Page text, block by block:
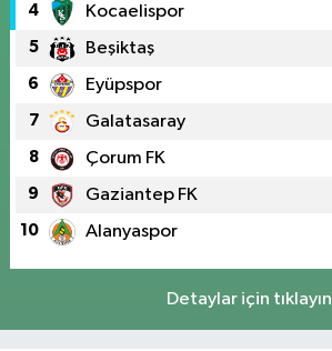
4 Kocaelispor
5 Beşiktaş
6 Eyüpspor
7 Galatasaray
8 Çorum FK
9 Gaziantep FK
10 Alanyaspor
Detaylar için tıklayın